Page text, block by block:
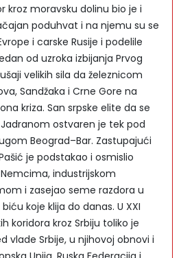
kroz moravsku dolinu bio je i
poduhvat i na njemu su se
i carske Rusije i podelile
od uzroka izbijanja Prvog
velikih sila da železnicom
Sandžaka i Crne Gore na
kriza. San srpske elite da se
ostvaren je tek pod
Beograd–Bar. Zastupajući
je podstakao i osmislio
industrijskom
i zasejao seme razdora u
koje klija do danas. U XXI
koridora kroz Srbiju toliko je
vlade Srbije, u njihovoj obnovi i